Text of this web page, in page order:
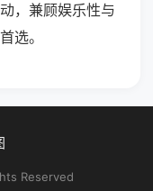
，兼顾娱乐性与
选。
Reserved